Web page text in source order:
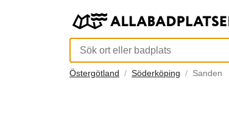
Östergötland Söderköping Sanden